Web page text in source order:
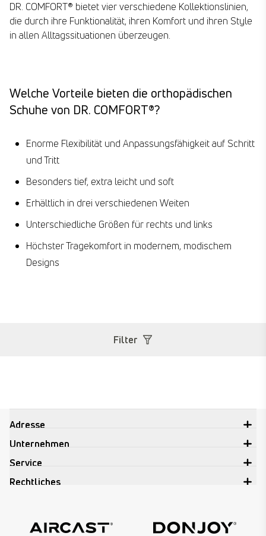
DR. COMFORT® bietet vier verschiedene Kollektionslinien,
die durch ihre Funktionalität, ihren Komfort und ihren Style
in allen Alltagssituationen überzeugen.
Welche Vorteile bieten die orthopädischen
Schuhe von DR. COMFORT®?
Enorme Flexibilität und Anpassungsfähigkeit auf Schritt
und Tritt
Besonders tief, extra leicht und soft
Erhältlich in drei verschiedenen Weiten
Unterschiedliche Größen für rechts und links
Höchster Tragekomfort in modernem, modischem
Designs
Filter
Adresse
Unternehmen
Service
Rechtliches